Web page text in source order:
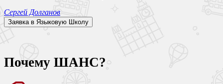
Сергей Долганов
Заявка в Языковую Школу
Почему ШАНС?